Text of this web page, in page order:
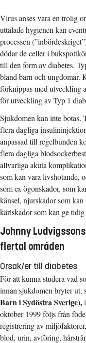
Virus anses vara en trolig
uttalade hygienen kan
processen
dödar de celler i
till den form av diabetes,
bland barn och ungdomar.
förknippas med utveckling
för utveckling av Typ 1
Sjukdomen kan inte botas.
flera dagliga
anpassad till regelbunden
flera dagliga
allvarliga akuta
som kan vara livshotande,
som ex ögonskador, som
känsel, njurskador som
kärlskador som kan ge
Johnny
flertal områden
Orsak/er till diabetes
För att kunna studera vad
innan sjukdomen bryter ut,
Barn i Sydöstra Sverige),
oktober 1999 följs från
registrering av
blod, urin, avföring,